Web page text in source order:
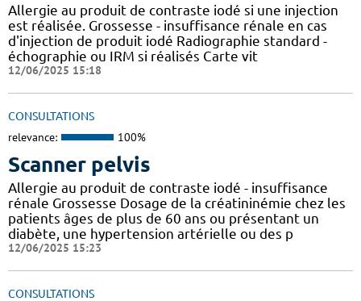
Allergie au produit de contraste iodé si une injection
est réalisée. Grossesse - insuffisance rénale en cas
d'injection de produit iodé Radiographie standard -
échographie ou IRM si réalisés Carte vit
12/06/2025 15:18
CONSULTATIONS
relevance: 100%
Scanner pelvis
Allergie au produit de contraste iodé - insuffisance
rénale Grossesse Dosage de la créatininémie chez les
patients âges de plus de 60 ans ou présentant un
diabète, une hypertension artérielle ou des p
12/06/2025 15:23
CONSULTATIONS